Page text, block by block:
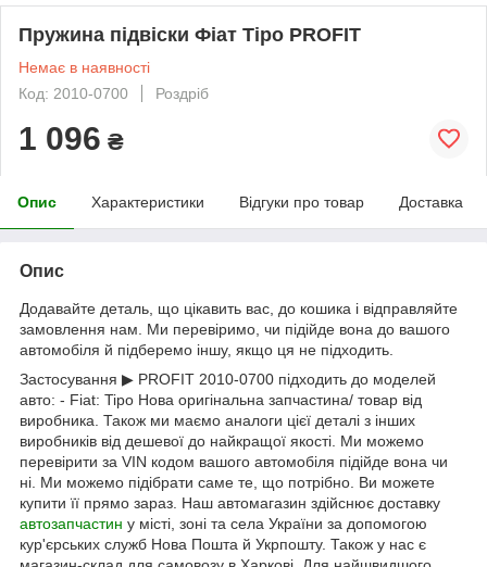
Пружина підвіски Фіат Tipo PROFIT
Немає в наявності
Код: 2010-0700
Роздріб
1 096 ₴
Опис Характеристики Відгуки про товар Доставка
Опис
Додавайте деталь, що цікавить вас, до кошика і відправляйте
замовлення нам. Ми перевіримо, чи підійде вона до вашого
автомобіля й підберемо іншу, якщо ця не підходить.
Застосування ▶ PROFIT 2010-0700 підходить до моделей
авто: - Fiat: Tipo Нова оригінальна запчастина/ товар від
виробника. Також ми маємо аналоги цієї деталі з інших
виробників від дешевої до найкращої якості. Ми можемо
перевірити за VIN кодом вашого автомобіля підійде вона чи
ні. Ми можемо підібрати саме те, що потрібно. Ви можете
купити її прямо зараз. Наш автомагазин здійснює доставку
автозапчастин у місті, зоні та села України за допомогою
кур'єрських служб Нова Пошта й Укрпошту. Також у нас є